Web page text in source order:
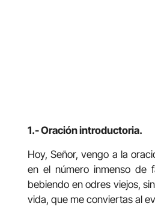
1.- Oración introductoria.
Hoy, Señor, vengo a la
en el número inmenso de
bebiendo en odres viejos,
vida, que me conviertas al